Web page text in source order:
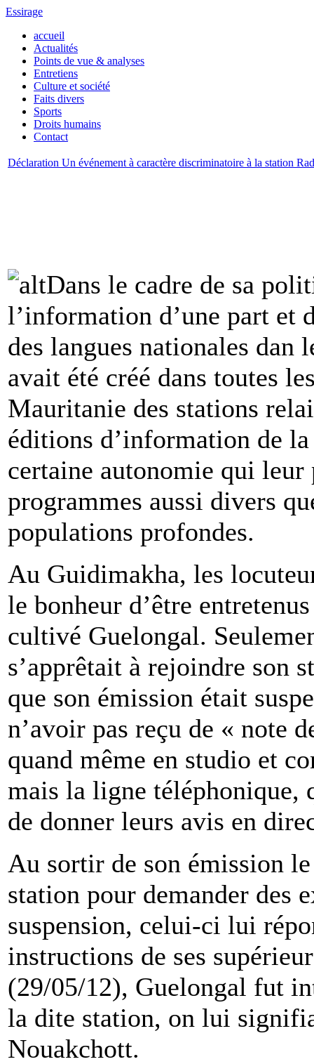
Essirage
accueil
Actualités
Points de vue & analyses
Entretiens
Culture et société
Faits divers
Sports
Droits humains
Contact
Déclaration Un événement à caractère discriminatoire à la station
Dans le cadre de sa
l’information d’une part et
des langues nationales dan
avait été créé dans toutes
Mauritanie des stations
éditions d’information de
certaine autonomie qui leur
programmes aussi divers
populations profondes.
Au Guidimakha, les
le bonheur d’être
cultivé Guelongal.
s’apprêtait à rejoindre son
que son émission était
n’avoir pas reçu de « note
quand même en studio et
mais la ligne téléphonique,
de donner leurs avis en
Au sortir de son émission
station pour demander des
suspension, celui-ci lui
instructions de ses
(29/05/12), Guelongal fut
la dite station, on lui
Nouakchott.